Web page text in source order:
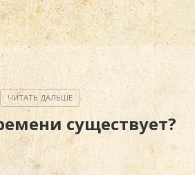
существует?